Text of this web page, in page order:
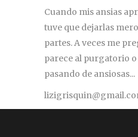
Cuando mis ansias
tuve que dejarlas
partes. A veces me
parece al purgatorio o
pasando de ansiosas...